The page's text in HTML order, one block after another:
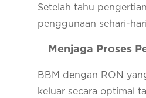
Setelah tahu
penggunaan sehari-
Menjaga Proses
BBM dengan RON
keluar secara optimal